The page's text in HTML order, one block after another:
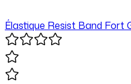
Élastique Resist Band Fort